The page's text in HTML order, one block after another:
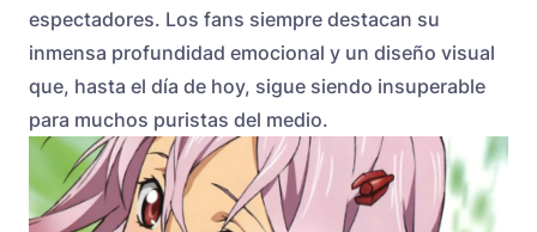
espectadores. Los fans siempre destacan su
inmensa profundidad emocional y un diseño visual
que, hasta el día de hoy, sigue siendo insuperable
para muchos puristas del medio.